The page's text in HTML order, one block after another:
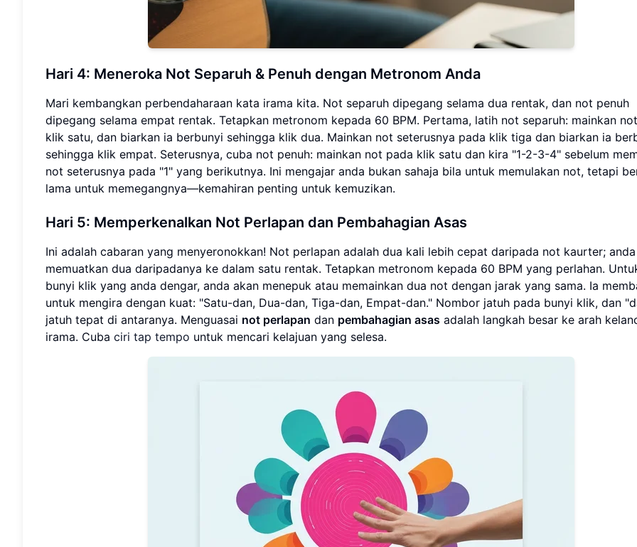
Hari 4: Meneroka Not Separuh & Penuh dengan Metronom Anda
Mari kembangkan perbendaharaan kata irama kita. Not separuh dipegang selama dua rentak, dan not penuh
dipegang selama empat rentak. Tetapkan metronom kepada 60 BPM. Pertama, latih not separuh: mainkan
klik satu, dan biarkan ia berbunyi sehingga klik dua. Mainkan not seterusnya pada klik tiga dan biarkan ia
sehingga klik empat. Seterusnya, cuba not penuh: mainkan not pada klik satu dan kira "1-2-3-4" sebelum
not seterusnya pada "1" yang berikutnya. Ini mengajar anda bukan sahaja bila untuk memulakan not, tetapi
lama untuk memegangnya—kemahiran penting untuk kemuzikan.
Hari 5: Memperkenalkan Not Perlapan dan Pembahagian Asas
Ini adalah cabaran yang menyeronokkan! Not perlapan adalah dua kali lebih cepat daripada not kaurter; anda
memuatkan dua daripadanya ke dalam satu rentak. Tetapkan metronom kepada 60 BPM yang perlahan.
bunyi klik yang anda dengar, anda akan menepuk atau memainkan dua not dengan jarak yang sama. Ia
untuk mengira dengan kuat: "Satu-dan, Dua-dan, Tiga-dan, Empat-dan." Nombor jatuh pada bunyi klik, dan
jatuh tepat di antaranya. Menguasai not perlapan dan pembahagian asas adalah langkah besar ke arah
irama. Cuba ciri tap tempo untuk mencari kelajuan yang selesa.